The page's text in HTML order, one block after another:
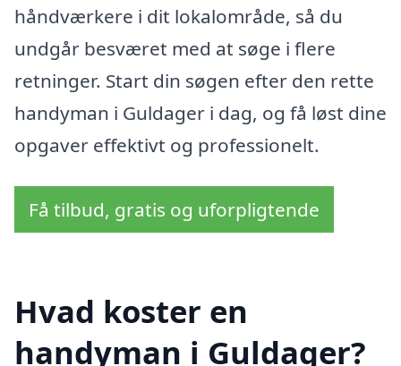
håndværkere i dit lokalområde, så du
undgår besværet med at søge i flere
retninger. Start din søgen efter den rette
handyman i Guldager i dag, og få løst dine
opgaver effektivt og professionelt.
Få tilbud, gratis og uforpligtende
Hvad koster en
handyman i Guldager?